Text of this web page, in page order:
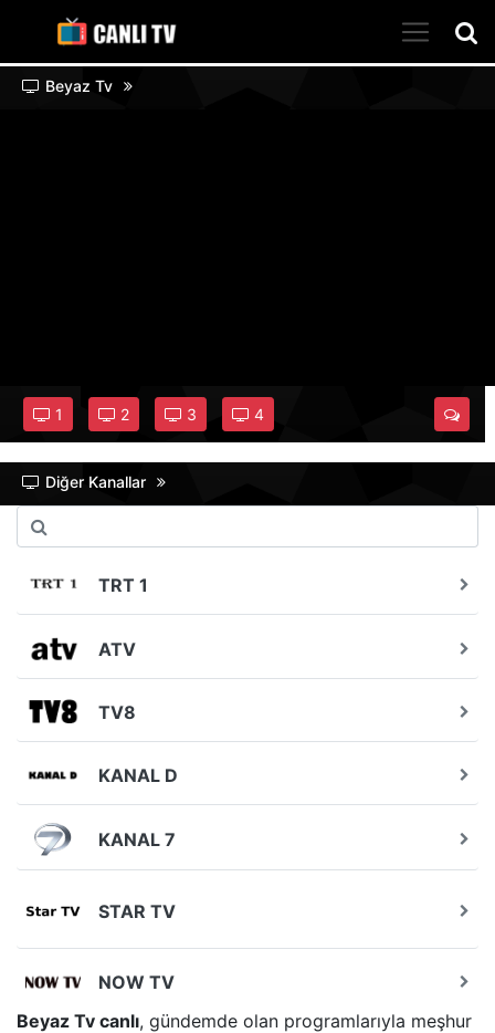
Beyaz Tv
1 2 3 4
Diğer Kanallar
TRT 1
ATV
TV8
KANAL D
KANAL 7
STAR TV
NOW TV
Beyaz Tv canlı, gündemde olan programlarıyla meşhur